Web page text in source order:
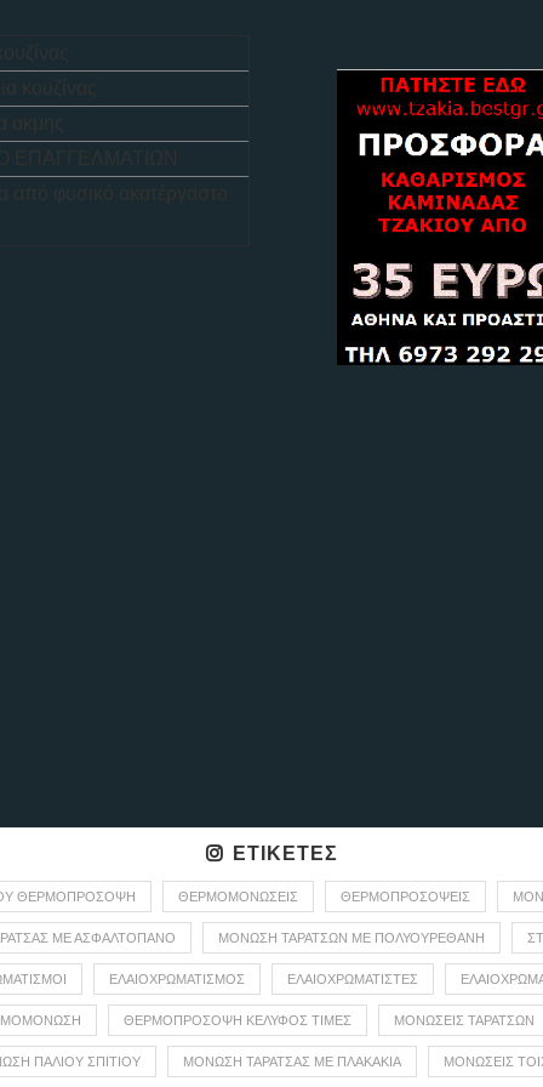
κουζίνας
ακμης
ΕΠΑΓΓΕΛΜΑΤΙΩΝ
από φυσικό ακατέργαστο
ΕΤΙΚΈΤΕΣ
ΘΕΡΜΟΠΡΌΣΟΨΗ ΘΕΡΜΟΜΟΝΏΣΕΙΣ ΘΕΡΜΟΠΡΟΣΌΨΕΙΣ
ΜΕ ΑΣΦΑΛΤΌΠΑΝΟ ΜΌΝΩΣΗ ΤΑΡΑΤΣΏΝ ΜΕ ΠΟΛΥΟΥΡΕΘΆΝΗ
ΕΛΑΙΟΧΡΩΜΑΤΙΣΜΌΣ ΕΛΑΙΟΧΡΩΜΑΤΙΣΤΈΣ
ΘΕΡΜΟΠΡΟΣΟΨΗ ΚΕΛΥΦΟΣ ΤΙΜΕΣ ΜΟΝΩΣΕΙΣ ΤΑΡΑΤΣΩΝ
ΠΑΛΙΟΥ ΣΠΙΤΙΟΥ ΜΟΝΩΣΗ ΤΑΡΑΤΣΑΣ ΜΕ ΠΛΑΚΑΚΙΑ ΜΟΝΏΣΕΙΣ